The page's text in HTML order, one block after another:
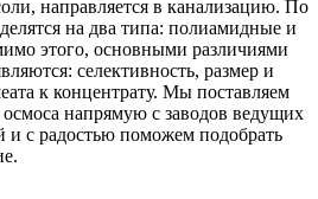
направляется в канализацию. По
на два типа: полиамидные и
этого, основными различиями
селективность, размер и
к концентрату. Мы поставляем
напрямую с заводов ведущих
и с радостью поможем подобрать